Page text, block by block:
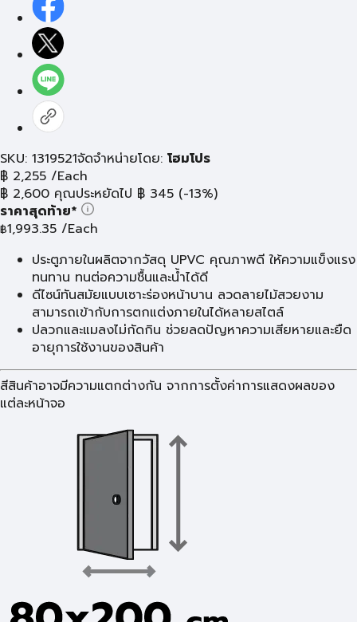
SKU: 1319521จัดจำหน่ายโดย: โฮมโปร
฿ 2,255 /Each
฿ 2,600 คุณประหยัดไป ฿ 345 (-13%)
ราคาสุดท้าย*
฿1,993.35 /Each
ประตูภายในผลิตจากวัสดุ UPVC คุณภาพดี ให้ความแข็งแรง
ทนทาน ทนต่อความชื้นและน้ำได้ดี
ดีไซน์ทันสมัยแบบเซาะร่องหน้าบาน ลวดลายไม้สวยงาม
สามารถเข้ากับการตกแต่งภายในได้หลายสไตล์
ปลวกและแมลงไม่กัดกิน ช่วยลดปัญหาความเสียหายและยืด
อายุการใช้งานของสินค้า
สีสินค้าอาจมีความแตกต่างกัน จากการตั้งค่าการแสดงผลของ
แต่ละหน้าจอ